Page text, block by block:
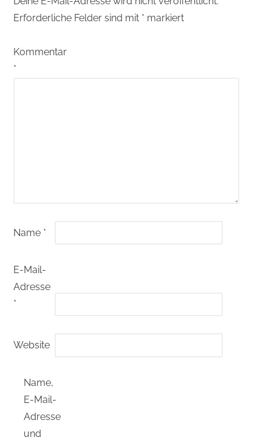
Erforderliche Felder sind mit * markiert
Kommentar
*
Name *
E-Mail-
Adresse
*
Website
Name,
E-Mail-
Adresse
und